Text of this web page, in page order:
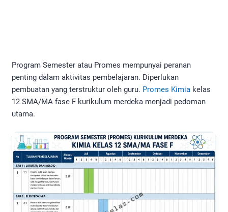
Program Semester atau Promes mempunyai peranan
penting dalam aktivitas pembelajaran. Diperlukan
pembuatan yang terstruktur oleh guru. Promes Kimia kelas
12 SMA/MA fase F kurikulum merdeka menjadi pedoman
utama.